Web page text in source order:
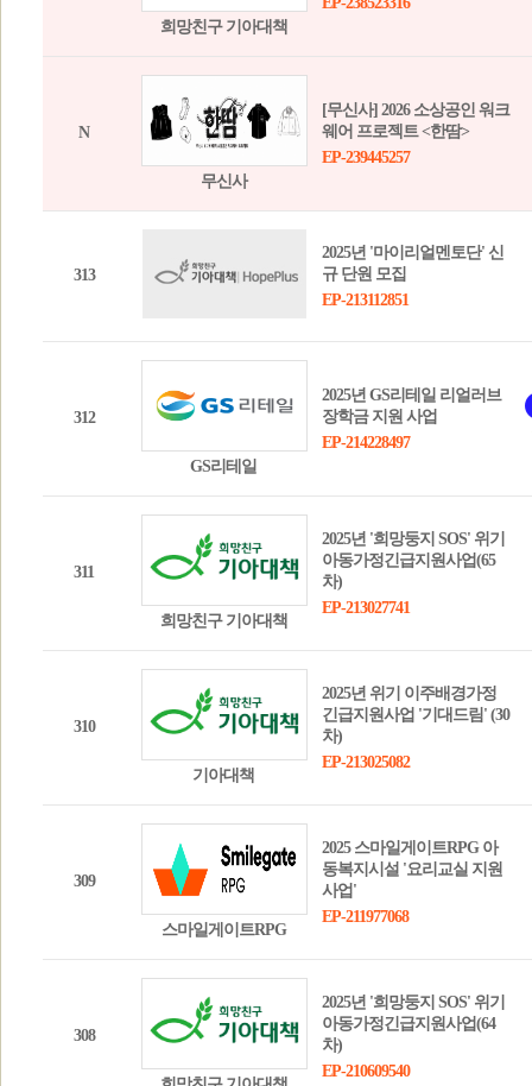
희망친구 기아대책
N
무신사
[무신사] 2026 소상공인 워크
웨어 프로젝트 <한땀>
EP-239445257
313
2025년 '마이리얼멘토단' 신
규 단원 모집
EP-213112851
312
GS리테일
2025년 GS리테일 리얼러브
장학금 지원 사업
EP-214228497
311
희망친구 기아대책
2025년 '희망둥지 SOS' 위기
아동가정긴급지원사업(65
차)
EP-213027741
310
기아대책
2025년 위기 이주배경가정
긴급지원사업 '기대드림' (30
차)
EP-213025082
309
스마일게이트RPG
2025 스마일게이트RPG 아
동복지시설 '요리교실 지원
사업'
EP-211977068
308
2025년 '희망둥지 SOS' 위기
아동가정긴급지원사업(64
차)
EP-210609540